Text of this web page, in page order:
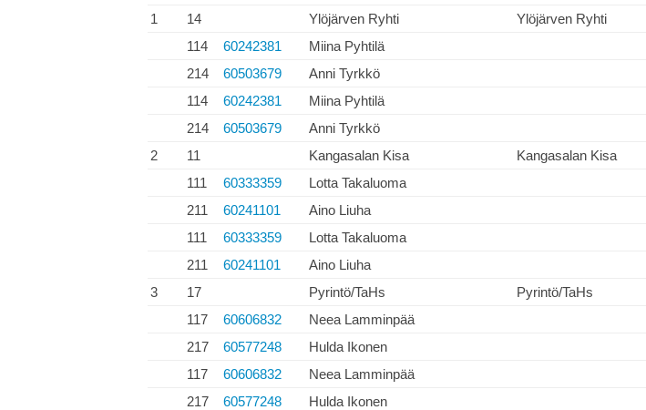
1
14 Ylöjärven Ryhti Ylöjärven Ryhti
114
60242381 Miina Pyhtilä
214
60503679 Anni Tyrkkö
114
60242381 Miina Pyhtilä
214
60503679 Anni Tyrkkö
2
11 Kangasalan Kisa Kangasalan Kisa
111
60333359 Lotta Takaluoma
211
60241101 Aino Liuha
111
60333359 Lotta Takaluoma
211
60241101 Aino Liuha
3
17 Pyrintö/TaHs Pyrintö/TaHs
117
60606832 Neea Lamminpää
217
60577248 Hulda Ikonen
117
60606832 Neea Lamminpää
217
60577248 Hulda Ikonen